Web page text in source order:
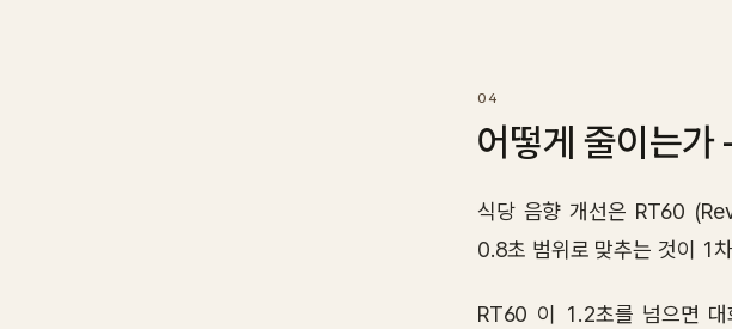
어떻게 줄이는가
식당 음향 개선은 RT60
0.8초 범위로 맞추는 것이 1
RT60 이 1.2초를 넘으면